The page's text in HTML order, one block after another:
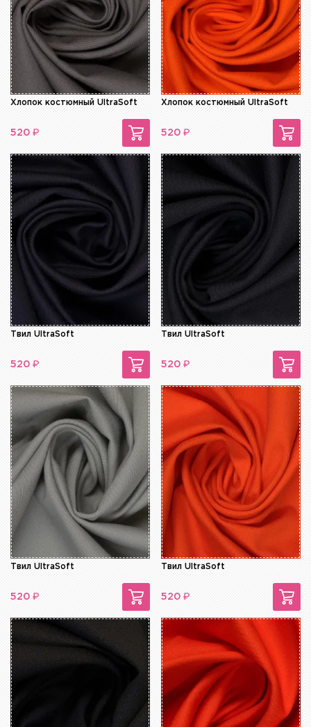
Хлопок костюмный UltraSoft
520 ₽
Хлопок костюмный UltraSoft
520 ₽
Твил UltraSoft
520 ₽
Твил UltraSoft
520 ₽
Твил UltraSoft
520 ₽
Твил UltraSoft
520 ₽